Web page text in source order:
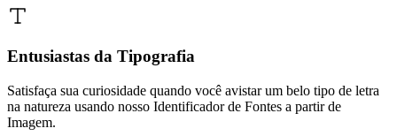
Entusiastas da Tipografia
Satisfaça sua curiosidade quando você avistar um belo tipo de letra
na natureza usando nosso Identificador de Fontes a partir de
Imagem.